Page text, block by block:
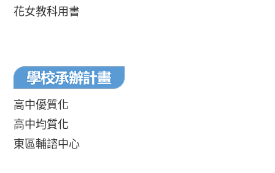
花女教科用書
高中優質化
高中均質化
東區輔諮中心